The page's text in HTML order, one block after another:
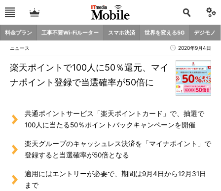
料金プラン 工事不要Wi-Fiルーター スマホ決済 世界を変える5G デジモノ
ニュース 2020年9月4日
楽天ポイントで100人に50％還元、マイ
ナポイント登録で当選確率が50倍に
共通ポイントサービス「楽天ポイントカード」で、抽選で
100人に当たる50％ポイントバックキャンペーンを開催
楽天グループのキャッシュレス決済を「マイナポイント」で
登録すると当選確率が50倍となる
適用にはエントリーが必要で、期間は9月4日から12月31日
まで